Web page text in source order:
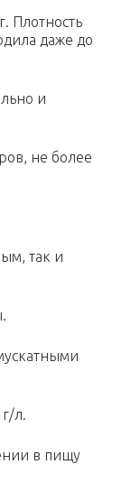
Плотность
даже до
и
не более
так и
л.
в пищу